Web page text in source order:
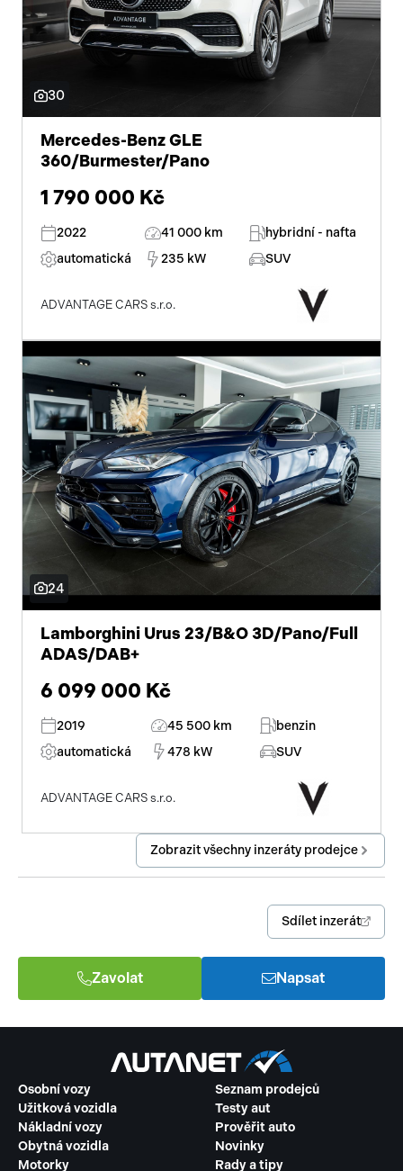
hlasové ovládání palubního počítače
10x airbag
zadní světla LED
uzávěrka mezináprav. diferenciálu
uzávěrka předního diferenciálu
30
Mercedes-Benz GLE
360/Burmester/Pano
1 790 000 Kč
2022 41 000 km
hybridní - nafta
automatická
235 kW SUV
ADVANTAGE CARS s.r.o.
24
Lamborghini Urus 23/B&O 3D/Pano/Full
ADAS/DAB+
6 099 000 Kč
2019 45 500 km
benzin
automatická
478 kW SUV
ADVANTAGE CARS s.r.o.
Zobrazit všechny inzeráty prodejce
Sdílet inzerát
Zavolat Napsat
Osobní vozy
Užitková vozidla
Nákladní vozy
Obytná vozidla
Motorky
Seznam prodejců
Testy aut
Prověřit auto
Novinky
Rady a tipy